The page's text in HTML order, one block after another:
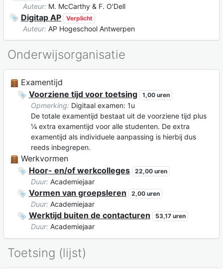
Auteur: M. McCarthy & F. O'Dell
Digitap AP Verplicht
Auteur: AP Hogeschool Antwerpen
Onderwijsorganisatie
Examentijd
Voorziene tijd voor toetsing
1,00 uren
Opmerking: Digitaal examen: 1u
De totale examentijd bestaat uit de voorziene tijd plus
¼ extra examentijd voor alle studenten. De extra
examentijd als individuele aanpassing is hierbij dus
reeds inbegrepen.
Werkvormen
Hoor- en/of werkcolleges
22,00 uren
Duur: Academiejaar
Vormen van groepsleren 2,00 uren
Duur: Academiejaar
Werktijd buiten de contacturen 53,17 uren
Duur: Academiejaar
Toetsing (lijst)